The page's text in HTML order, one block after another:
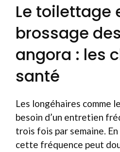
Le toilettage
brossage
angora : les
santé
Les longéhaires comme
besoin d’un entretien
trois fois par semaine.
cette fréquence peut